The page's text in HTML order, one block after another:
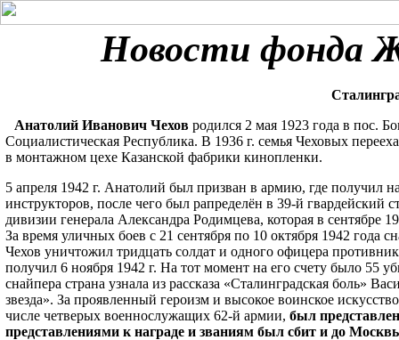
Новости
Анатолий Иванович Чехов родился 2 мая 1923 года в пос.
Социалистическая Республика. В 1936 г. семья Чеховых
в монтажном цехе Казанской фабрики кинопленки.
5 апреля 1942 г. Анатолий был призван в армию, где получил
инструкторов, после чего был рапределён в 39-й гвардейский
дивизии генерала Александра Родимцева, которая в сентябре
За время уличных боев с 21 сентября по 10 октября 1942 года
Чехов уничтожил тридцать солдат и одного офицера
получил 6 ноября 1942 г. На тот момент на его счету было 55
снайпера страна узнала из рассказа «Сталинградская боль»
звезда». За проявленный героизм и высокое воинское
числе четверых военнослужащих 62-й армии, был
представлениями к награде и званиям был сбит и до